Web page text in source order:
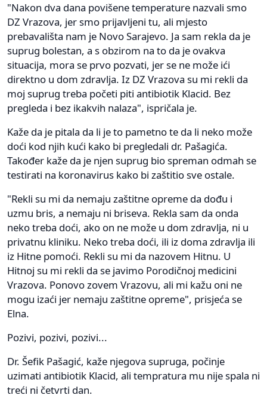
"Nakon dva dana povišene temperature nazvali smo
DZ Vrazova, jer smo prijavljeni tu, ali mjesto
prebavališta nam je Novo Sarajevo. Ja sam rekla da je
suprug bolestan, a s obzirom na to da je ovakva
situacija, mora se prvo pozvati, jer se ne može ići
direktno u dom zdravlja. Iz DZ Vrazova su mi rekli da
moj suprug treba početi piti antibiotik Klacid. Bez
pregleda i bez ikakvih nalaza", ispričala je.
Kaže da je pitala da li je to pametno te da li neko može
doći kod njih kući kako bi pregledali dr. Pašagića.
Također kaže da je njen suprug bio spreman odmah se
testirati na koronavirus kako bi zaštitio sve ostale.
"Rekli su mi da nemaju zaštitne opreme da dođu i
uzmu bris, a nemaju ni briseva. Rekla sam da onda
neko treba doći, ako on ne može u dom zdravlja, ni u
privatnu kliniku. Neko treba doći, ili iz doma zdravlja ili
iz Hitne pomoći. Rekli su mi da nazovem Hitnu. U
Hitnoj su mi rekli da se javimo Porodičnoj medicini
Vrazova. Ponovo zovem Vrazovu, ali mi kažu oni ne
mogu izaći jer nemaju zaštitne opreme", prisjeća se
Elna.
Pozivi, pozivi, pozivi...
Dr. Šefik Pašagić, kaže njegova supruga, počinje
uzimati antibiotik Klacid, ali tempratura mu nije spala ni
treći ni četvrti dan.